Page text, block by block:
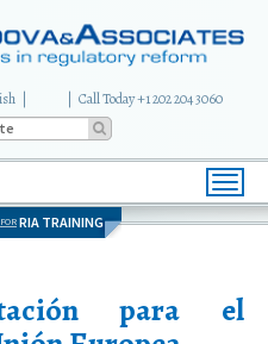
Call Today +1 202 204 3060
FOR RIA TRAINING
para el